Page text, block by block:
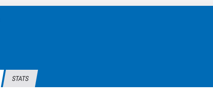
STATS